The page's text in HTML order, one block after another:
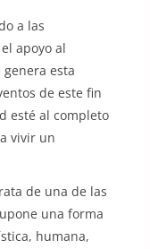
a las
apoyo al
esta
de este fin
esté al completo
vivir un
de una de las
una forma
humana,